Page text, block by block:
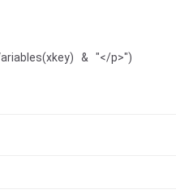
& "</p>")